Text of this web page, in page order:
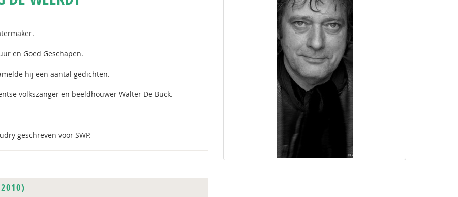
en Goed Geschapen.
hij een aantal gedichten.
volkszanger en beeldhouwer Walter De Buck.
geschreven voor SWP.